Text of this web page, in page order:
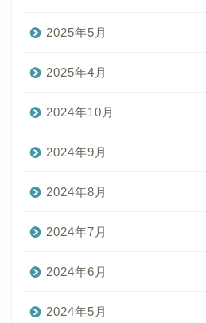
2025年5月
2025年4月
2024年10月
2024年9月
2024年8月
2024年7月
2024年6月
2024年5月